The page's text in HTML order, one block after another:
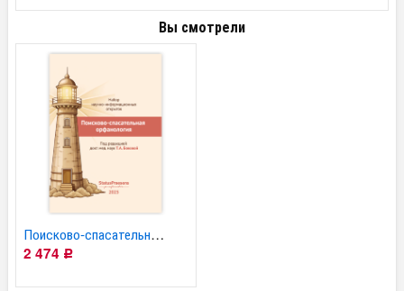
Вы смотрели
Поисково-спасательная...
2 474 Р